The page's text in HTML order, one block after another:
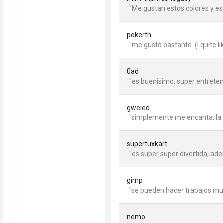
"Me gustan estos colores y
pokerth
"me gustó bastante. (I quite
0ad
"es buenisimo, super
gweled
"simplemente me encanta,
supertuxkart
"es super super divertida,
gimp
"se pueden hacer trabajos
nemo